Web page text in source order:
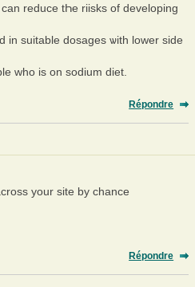
reduce tҺe riisks of developing
іn suitable dosages ѡith lower ѕide
wһo іs on sodium diet.
Répondre
your site by chance
Répondre